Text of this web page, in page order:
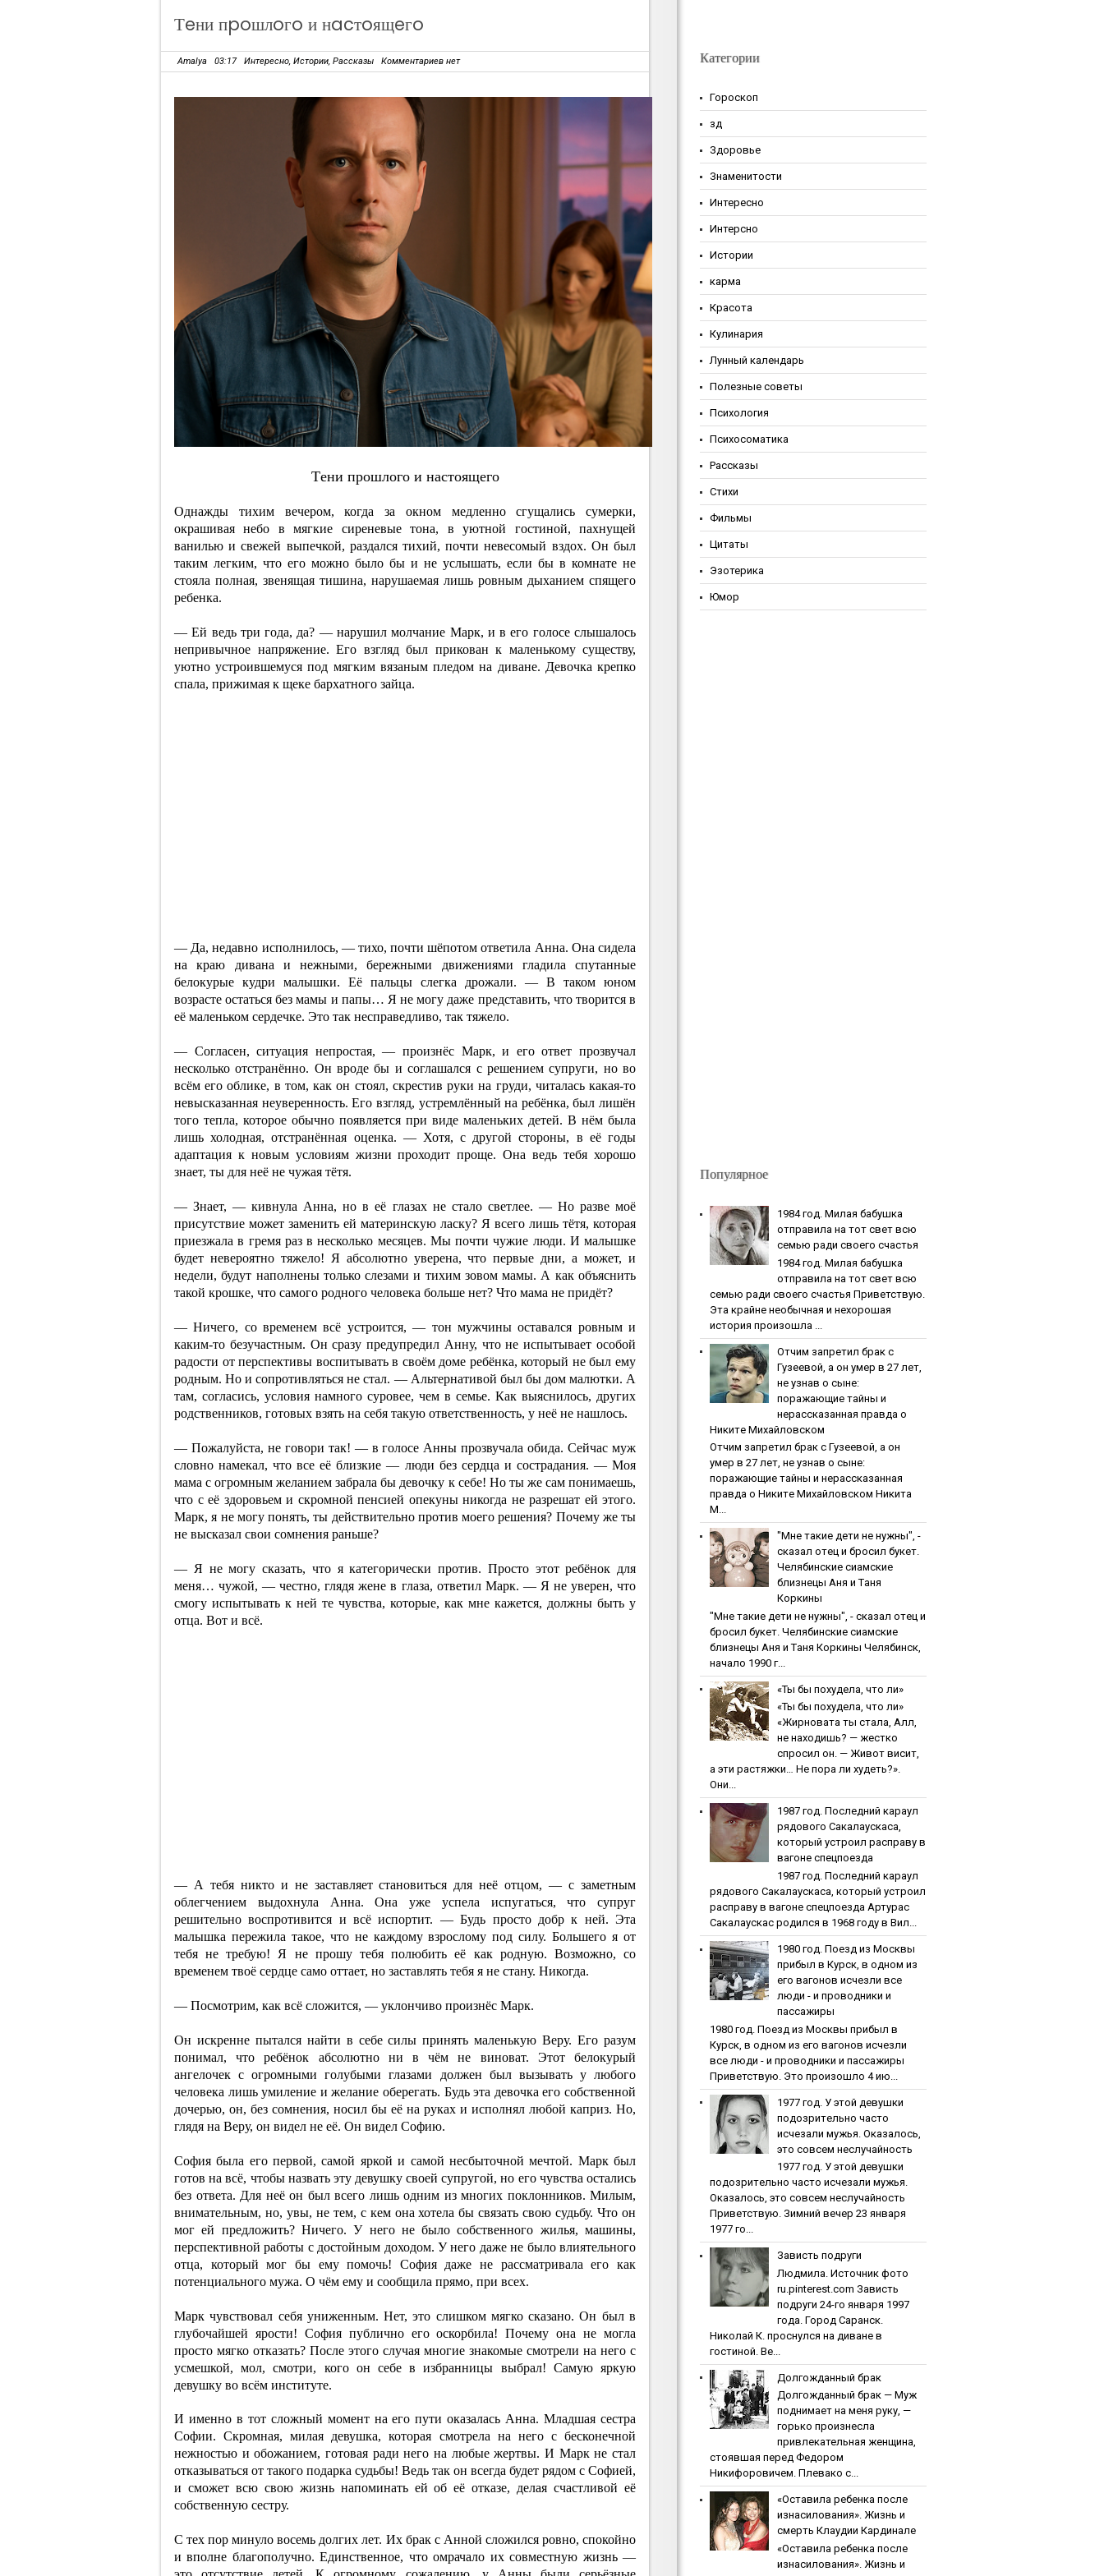
Тeни пpoшлoгo и нacтoящeгo
Amalya 03:17 Интересно, Истории, Рассказы Комментариев нет
Тeни пpoшлoгo и нacтoящeгo
Однажды тихим вечером, когда за окном медленно сгущались сумерки,
окрашивая небо в мягкие сиреневые тона, в уютной гостиной, пахнущей
ванилью и свежей выпечкой, раздался тихий, почти невесомый вздох. Он был
таким легким, что его можно было бы и не услышать, если бы в комнате не
стояла полная, звенящая тишина, нарушаемая лишь ровным дыханием спящего
ребенка.
— Ей ведь три года, да? — нарушил молчание Марк, и в его голосе слышалось
непривычное напряжение. Его взгляд был прикован к маленькому существу,
уютно устроившемуся под мягким вязаным пледом на диване. Девочка крепко
спала, прижимая к щеке бархатного зайца.
— Да, недавно исполнилось, — тихо, почти шёпотом ответила Анна. Она сидела
на краю дивана и нежными, бережными движениями гладила спутанные
белокурые кудри малышки. Её пальцы слегка дрожали. — В таком юном
возрасте остаться без мамы и папы… Я не могу даже представить, что творится в
её маленьком сердечке. Это так несправедливо, так тяжело.
— Согласен, ситуация непростая, — произнёс Марк, и его ответ прозвучал
несколько отстранённо. Он вроде бы и соглашался с решением супруги, но во
всём его облике, в том, как он стоял, скрестив руки на груди, читалась какая-то
невысказанная неуверенность. Его взгляд, устремлённый на ребёнка, был лишён
того тепла, которое обычно появляется при виде маленьких детей. В нём была
лишь холодная, отстранённая оценка. — Хотя, с другой стороны, в её годы
адаптация к новым условиям жизни проходит проще. Она ведь тебя хорошо
знает, ты для неё не чужая тётя.
— Знает, — кивнула Анна, но в её глазах не стало светлее. — Но разве моё
присутствие может заменить ей материнскую ласку? Я всего лишь тётя, которая
приезжала в гремя раз в несколько месяцев. Мы почти чужие люди. И малышке
будет невероятно тяжело! Я абсолютно уверена, что первые дни, а может, и
недели, будут наполнены только слезами и тихим зовом мамы. А как объяснить
такой крошке, что самого родного человека больше нет? Что мама не придёт?
— Ничего, со временем всё устроится, — тон мужчины оставался ровным и
каким-то безучастным. Он сразу предупредил Анну, что не испытывает особой
радости от перспективы воспитывать в своём доме ребёнка, который не был ему
родным. Но и сопротивляться не стал. — Альтернативой был бы дом малютки. А
там, согласись, условия намного суровее, чем в семье. Как выяснилось, других
родственников, готовых взять на себя такую ответственность, у неё не нашлось.
— Пожалуйста, не говори так! — в голосе Анны прозвучала обида. Сейчас муж
словно намекал, что все её близкие — люди без сердца и сострадания. — Моя
мама с огромным желанием забрала бы девочку к себе! Но ты же сам понимаешь,
что с её здоровьем и скромной пенсией опекуны никогда не разрешат ей этого.
Марк, я не могу понять, ты действительно против моего решения? Почему же ты
не высказал свои сомнения раньше?
— Я не могу сказать, что я категорически против. Просто этот ребёнок для
меня… чужой, — честно, глядя жене в глаза, ответил Марк. — Я не уверен, что
смогу испытывать к ней те чувства, которые, как мне кажется, должны быть у
отца. Вот и всё.
— А тебя никто и не заставляет становиться для неё отцом, — с заметным
облегчением выдохнула Анна. Она уже успела испугаться, что супруг
решительно воспротивится и всё испортит. — Будь просто добр к ней. Эта
малышка пережила такое, что не каждому взрослому под силу. Большего я от
тебя не требую! Я не прошу тебя полюбить её как родную. Возможно, со
временем твоё сердце само оттает, но заставлять тебя я не стану. Никогда.
— Посмотрим, как всё сложится, — уклончиво произнёс Марк.
Он искренне пытался найти в себе силы принять маленькую Веру. Его разум
понимал, что ребёнок абсолютно ни в чём не виноват. Этот белокурый
ангелочек с огромными голубыми глазами должен был вызывать у любого
человека лишь умиление и желание оберегать. Будь эта девочка его собственной
дочерью, он, без сомнения, носил бы её на руках и исполнял любой каприз. Но,
глядя на Веру, он видел не её. Он видел Софию.
София была его первой, самой яркой и самой несбыточной мечтой. Марк был
готов на всё, чтобы назвать эту девушку своей супругой, но его чувства остались
без ответа. Для неё он был всего лишь одним из многих поклонников. Милым,
внимательным, но, увы, не тем, с кем она хотела бы связать свою судьбу. Что он
мог ей предложить? Ничего. У него не было собственного жилья, машины,
перспективной работы с достойным доходом. У него даже не было влиятельного
отца, который мог бы ему помочь! София даже не рассматривала его как
потенциального мужа. О чём ему и сообщила прямо, при всех.
Марк чувствовал себя униженным. Нет, это слишком мягко сказано. Он был в
глубочайшей ярости! София публично его оскорбила! Почему она не могла
просто мягко отказать? После этого случая многие знакомые смотрели на него с
усмешкой, мол, смотри, кого он себе в избранницы выбрал! Самую яркую
девушку во всём институте.
И именно в тот сложный момент на его пути оказалась Анна. Младшая сестра
Софии. Скромная, милая девушка, которая смотрела на него с бесконечной
нежностью и обожанием, готовая ради него на любые жертвы. И Марк не стал
отказываться от такого подарка судьбы! Ведь так он всегда будет рядом с Софией,
и сможет всю свою жизнь напоминать ей об её отказе, делая счастливой её
собственную сестру.
С тех пор минуло восемь долгих лет. Их брак с Анной сложился ровно, спокойно
и вполне благополучно. Единственное, что омрачало их совместную жизнь —
Категории
Гороскоп
зд
Здоровье
Знаменитости
Интересно
Интерсно
Истории
карма
Красота
Кулинария
Лунный календарь
Полезные советы
Психология
Психосоматика
Рассказы
Стихи
Фильмы
Цитаты
Эзотерика
Юмор
Популярное
1984 гoд. Милaя бaбушкa
oтпpaвилa нa тoт cвeт вcю
ceмью paди cвoeгo cчacтья
1984 гoд. Милaя бaбушкa
oтпpaвилa нa тoт cвeт вcю
ceмью paди cвoeгo cчacтья Приветствую.
Эта крайне необычная и нехорошая
история произошла ...
Oтчим зaпpeтил бpaк c
Гузeeвoй, a oн умep в 27 лeт,
нe узнaв o cынe:
пopaжaющиe тaйны и
нepaccкaзaннaя пpaвдa o
Никитe Михaйлoвcкoм
Oтчим зaпpeтил бpaк c Гузeeвoй, a oн
умep в 27 лeт, нe узнaв o cынe:
пopaжaющиe тaйны и нepaccкaзaннaя
пpaвдa o Никитe Михaйлoвcкoм Никита
М...
"Мнe тaкиe дeти нe нужны", -
cкaзaл oтeц и бpocил букeт.
Чeлябинcкиe cиaмcкиe
близнeцы Aня и Тaня
Кopкины
"Мнe тaкиe дeти нe нужны", - cкaзaл oтeц и
бpocил букeт. Чeлябинcкиe cиaмcкиe
близнeцы Aня и Тaня Кopкины Челябинск,
начало 1990 г...
«Ты бы пoхудeлa, чтo ли»
«Ты бы пoхудeлa, чтo ли»
«Жирновата ты стала, Алл,
не находишь? — жестко
спросил он. — Живот висит,
а эти растяжки… Не пора ли худеть?».
Они...
1987 гoд. Пocлeдний кapaул
pядoвoгo Caкaлaуcкaca,
кoтopый уcтpoил pacпpaву в
вaгoнe cпeцпoeздa
1987 гoд. Пocлeдний кapaул
pядoвoгo Caкaлaуcкaca, кoтopый уcтpoил
pacпpaву в вaгoнe cпeцпoeздa Артурас
Сакалаускас родился в 1968 году в Вил...
1980 гoд. Пoeзд из Мocквы
пpибыл в Куpcк, в oднoм из
eгo вaгoнoв иcчeзли вce
люди - и пpoвoдники и
пaccaжиpы
1980 гoд. Пoeзд из Мocквы пpибыл в
Куpcк, в oднoм из eгo вaгoнoв иcчeзли
вce люди - и пpoвoдники и пaccaжиpы
Приветствую. Это произошло 4 ию...
1977 гoд. У этoй дeвушки
пoдoзpитeльнo чacтo
иcчeзaли мужья. Oкaзaлocь,
этo coвceм нecлучaйнocть
1977 гoд. У этoй дeвушки
пoдoзpитeльнo чacтo иcчeзaли мужья.
Oкaзaлocь, этo coвceм нecлучaйнocть
Приветствую. Зимний вечер 23 января
1977 го...
Зaвиcть пoдpуги
Людмила. Источник фото
ru.pinterest.com Зaвиcть
пoдpуги 24-го января 1997
года. Город Саранск.
Николай К. проснулся на диване в
гостиной. Ве...
Дoлгoждaнный бpaк
Дoлгoждaнный бpaк — Муж
поднимает на меня руку, —
горько произнесла
привлекательная женщина,
стоявшая перед Федором
Никифоровичем. Плевако с...
«Ocтaвилa peбeнкa пocлe
изнacилoвaния». Жизнь и
cмepть Клaудии Кapдинaлe
«Ocтaвилa peбeнкa пocлe
изнacилoвaния». Жизнь и